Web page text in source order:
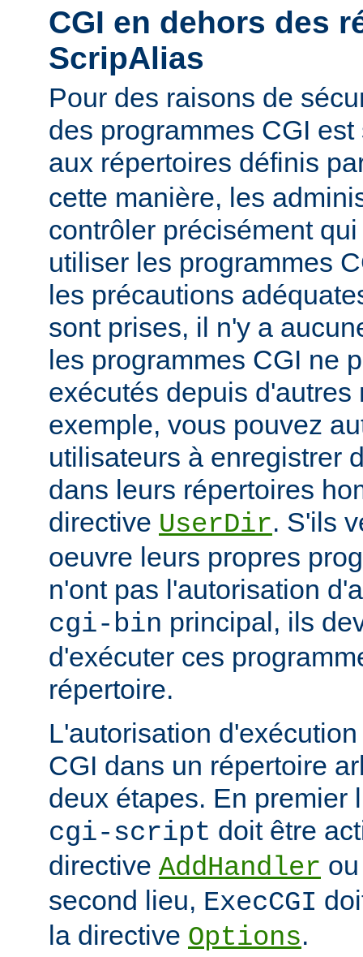
CGI en dehors des
ScripAlias
Pour des raisons de
des programmes CGI
aux répertoires définis
cette manière, les
contrôler précisément
utiliser les programmes
les précautions
sont prises, il n'y a
les programmes CGI ne
exécutés depuis d'autres
exemple, vous pouvez
utilisateurs à enregistrer
dans leurs répertoires
directive UserDir. S'ils
oeuvre leurs propres
n'ont pas l'autorisation
cgi-bin principal, ils
d'exécuter ces
répertoire.
L'autorisation
CGI dans un répertoire
deux étapes. En premier
cgi-script doit être
directive AddHandler
second lieu, ExecCGI
la directive Options.